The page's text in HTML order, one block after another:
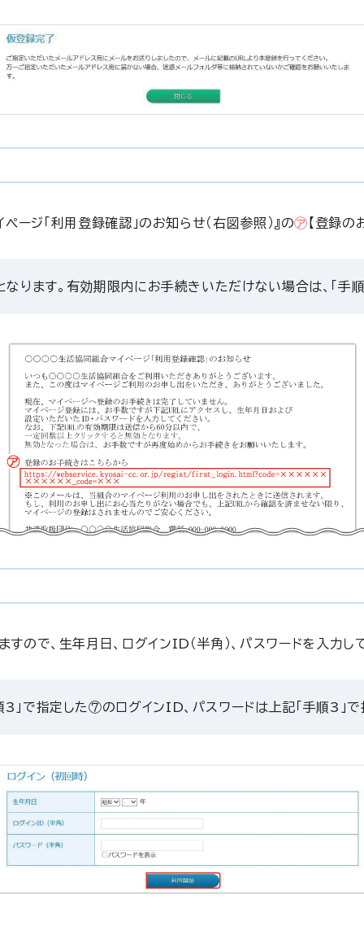
ジ「利用登録確認」のお知らせ（右図参照）』の㋐ 【登録の
ます。有効期限内にお手続きいただけない場合は、「手順
すので、生年月日、ログインID（半角）、パスワードを入力し
3」で指定した⑦のログインID、パスワードは上記「手順3」